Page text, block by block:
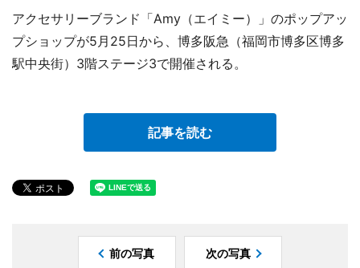
アクセサリーブランド「Amy（エイミー）」のポップアッ
プショップが5月25日から、博多阪急（福岡市博多区博多
駅中央街）3階ステージ3で開催される。
記事を読む
前の写真 次の写真